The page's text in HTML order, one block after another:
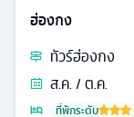
ฮ่องกง
ทัวร์ฮ่องกง
ส.ค. / ต.ค.
ที่พักระดับ